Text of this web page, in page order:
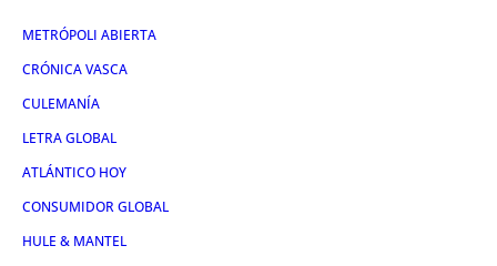
METRÓPOLI ABIERTA
CRÓNICA VASCA
CULEMANÍA
LETRA GLOBAL
ATLÁNTICO HOY
CONSUMIDOR GLOBAL
HULE & MANTEL